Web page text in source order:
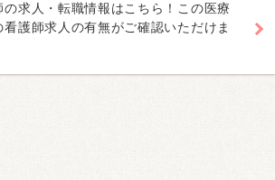
の求人・転職情報はこちら！この医療
看護師求人の有無がご確認いただけま